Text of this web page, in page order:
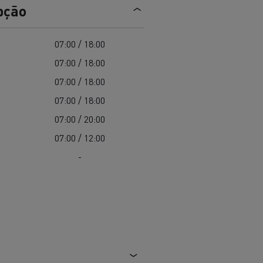
Configurador 3D
carregamento
Que energia alternativa para
07:00 / 18:00
07:00 / 18:00
07:00 / 18:00
07:00 / 18:00
07:00 / 20:00
07:00 / 12:00
-